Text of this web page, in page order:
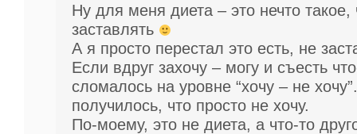
Ну для меня диета – это нечто такое,
заставлять
А я просто перестал это есть, не
Если вдруг захочу – могу и съесть
сломалось на уровне “хочу – не
получилось, что просто не хочу.
По-моему, это не диета, а что-то